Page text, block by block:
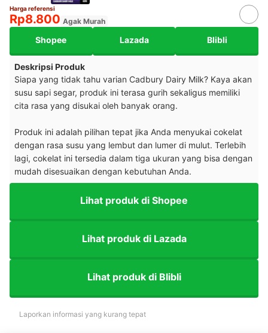
Harga referensi
Rp8.800 Agak Murah
Shopee Lazada Blibli
Deskripsi Produk
Siapa yang tidak tahu varian Cadbury Dairy Milk? Kaya akan
susu sapi segar, produk ini terasa gurih sekaligus memiliki
cita rasa yang disukai oleh banyak orang.
Produk ini adalah pilihan tepat jika Anda menyukai cokelat
dengan rasa susu yang lembut dan lumer di mulut. Terlebih
lagi, cokelat ini tersedia dalam tiga ukuran yang bisa dengan
mudah disesuaikan dengan kebutuhan Anda.
Lihat produk di Shopee
Lihat produk di Lazada
Lihat produk di Blibli
Laporkan informasi yang kurang tepat